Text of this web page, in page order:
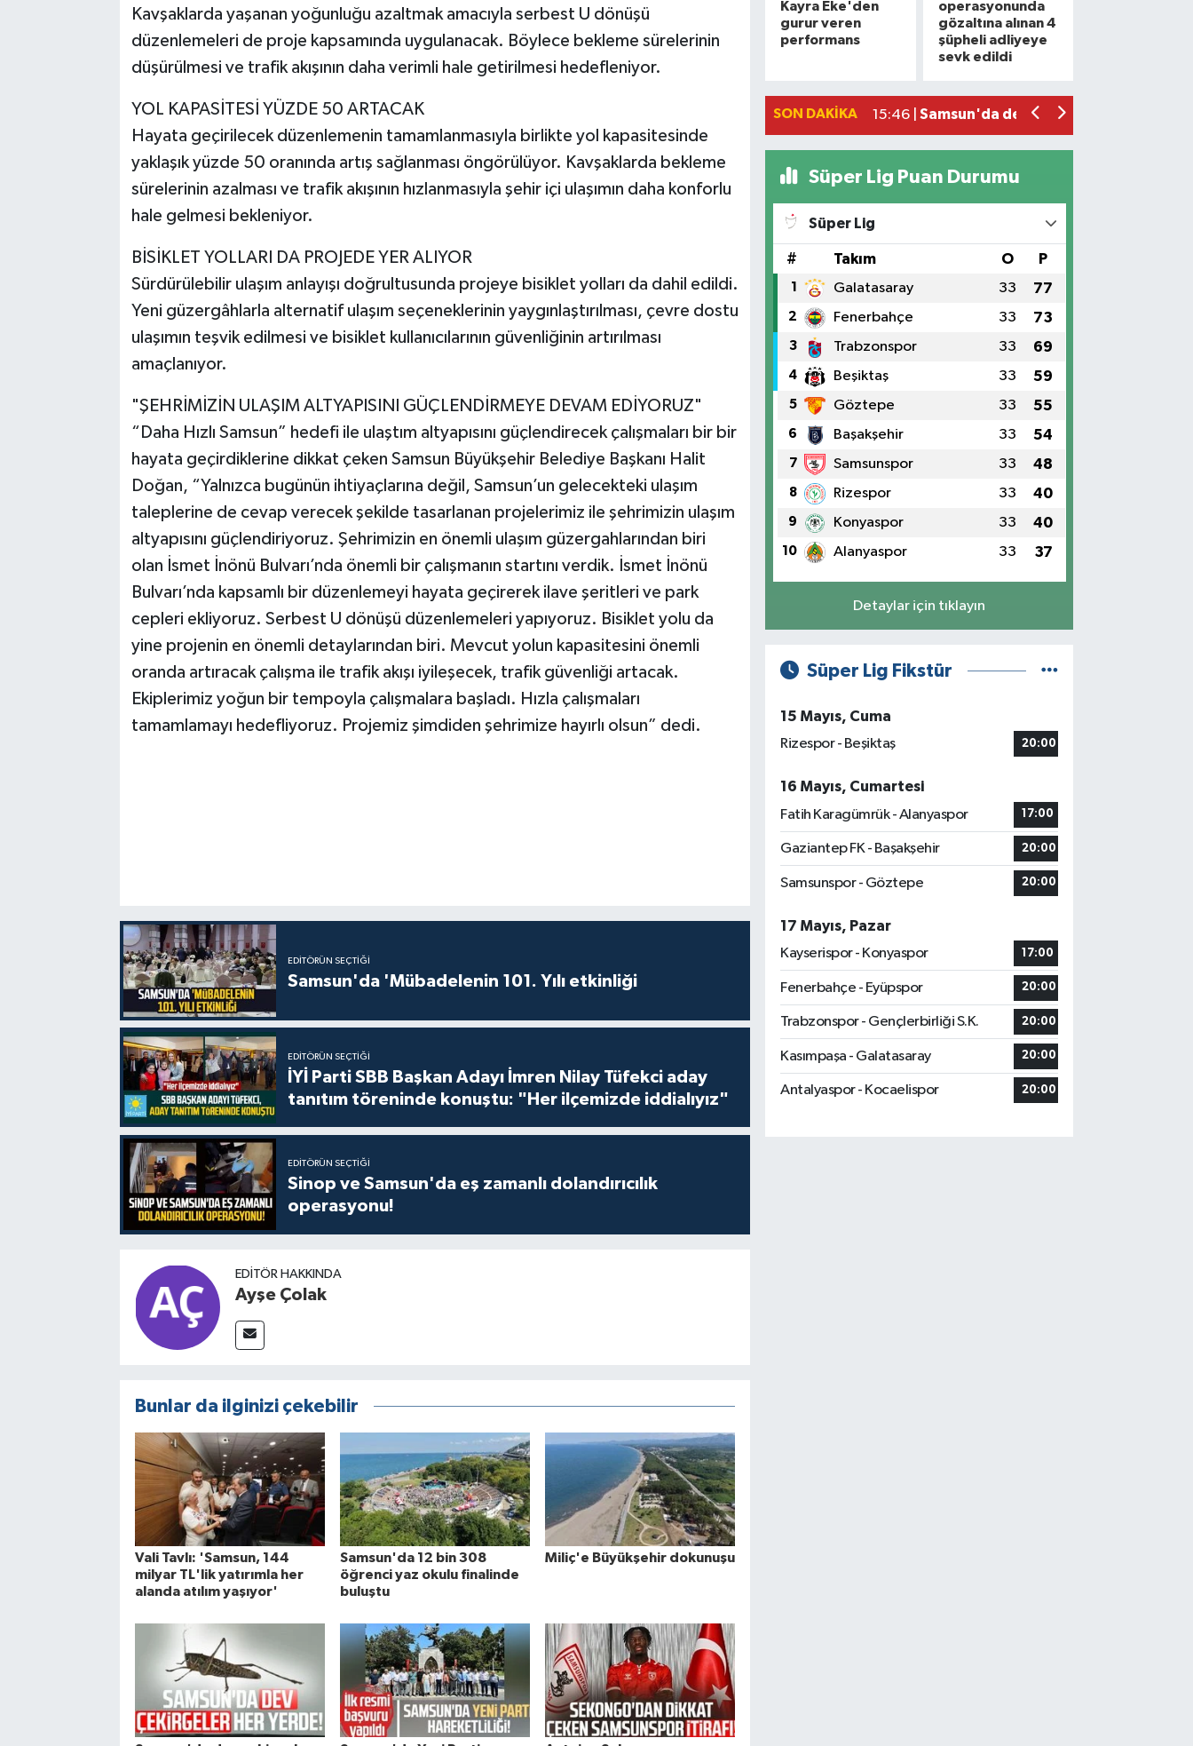
Kavşaklarda yaşanan yoğunluğu azaltmak amacıyla serbest U dönüşü
düzenlemeleri de proje kapsamında uygulanacak. Böylece bekleme sürelerinin
düşürülmesi ve trafik akışının daha verimli hale getirilmesi hedefleniyor.
YOL KAPASİTESİ YÜZDE 50 ARTACAK
Hayata geçirilecek düzenlemenin tamamlanmasıyla birlikte yol kapasitesinde
yaklaşık yüzde 50 oranında artış sağlanması öngörülüyor. Kavşaklarda bekleme
sürelerinin azalması ve trafik akışının hızlanmasıyla şehir içi ulaşımın daha konforlu
hale gelmesi bekleniyor.
BİSİKLET YOLLARI DA PROJEDE YER ALIYOR
Sürdürülebilir ulaşım anlayışı doğrultusunda projeye bisiklet yolları da dahil edildi.
Yeni güzergâhlarla alternatif ulaşım seçeneklerinin yaygınlaştırılması, çevre dostu
ulaşımın teşvik edilmesi ve bisiklet kullanıcılarının güvenliğinin artırılması
amaçlanıyor.
"ŞEHRİMİZİN ULAŞIM ALTYAPISINI GÜÇLENDİRMEYE DEVAM EDİYORUZ"
“Daha Hızlı Samsun” hedefi ile ulaştım altyapısını güçlendirecek çalışmaları bir bir
hayata geçirdiklerine dikkat çeken Samsun Büyükşehir Belediye Başkanı Halit
Doğan, “Yalnızca bugünün ihtiyaçlarına değil, Samsun’un gelecekteki ulaşım
taleplerine de cevap verecek şekilde tasarlanan projelerimiz ile şehrimizin ulaşım
altyapısını güçlendiriyoruz. Şehrimizin en önemli ulaşım güzergahlarından biri
olan İsmet İnönü Bulvarı’nda önemli bir çalışmanın startını verdik. İsmet İnönü
Bulvarı’nda kapsamlı bir düzenlemeyi hayata geçirerek ilave şeritleri ve park
cepleri ekliyoruz. Serbest U dönüşü düzenlemeleri yapıyoruz. Bisiklet yolu da
yine projenin en önemli detaylarından biri. Mevcut yolun kapasitesini önemli
oranda artıracak çalışma ile trafik akışı iyileşecek, trafik güvenliği artacak.
Ekiplerimiz yoğun bir tempoyla çalışmalara başladı. Hızla çalışmaları
tamamlamayı hedefliyoruz. Projemiz şimdiden şehrimize hayırlı olsun” dedi.
EDITÖRÜN SEÇTIĞI
Samsun'da 'Mübadelenin 101. Yılı etkinliği
EDITÖRÜN SEÇTIĞI
İYİ Parti SBB Başkan Adayı İmren Nilay Tüfekci aday
tanıtım töreninde konuştu: "Her ilçemizde iddialıyız"
EDITÖRÜN SEÇTIĞI
Sinop ve Samsun'da eş zamanlı dolandırıcılık
operasyonu!
EDITÖR HAKKINDA
Ayşe Çolak
Bunlar da ilginizi çekebilir
Vali Tavlı: 'Samsun, 144
milyar TL'lik yatırımla her
alanda atılım yaşıyor'
Samsun'da 12 bin 308
öğrenci yaz okulu finalinde
buluştu
Miliç'e Büyükşehir dokunuşu
Kayra Eke'den
gurur veren
performans
operasyonunda
gözaltına alınan 4
şüpheli adliyeye
sevk edildi
SON DAKIKA
Vali Tavlı: 'Samsun, 144 milyar TL'lik
Samsun'da 12 bin 308 öğrenci yaz
Miliç'e Büyükşehir dokunuşu
14:50 |Samsun'da Yeni Parti hareketliliği! İlk
Süper Lig Puan Durumu
Süper Lig
# Takım O P
1 Galatasaray 33 77
2 Fenerbahçe 33 73
3 Trabzonspor 33 69
4 Beşiktaş 33 59
5 Göztepe 33 55
6 Başakşehir 33 54
7 Samsunspor 33 48
8 Rizespor 33 40
9 Konyaspor 33 40
10 Alanyaspor 33 37
Detaylar için tıklayın
Süper Lig Fikstür
15 Mayıs, Cuma
Rizespor - Beşiktaş
20:00
16 Mayıs, Cumartesi
Fatih Karagümrük - Alanyaspor
17:00
Gaziantep FK - Başakşehir 20:00
Samsunspor - Göztepe 20:00
17 Mayıs, Pazar
Kayserispor - Konyaspor
17:00
Fenerbahçe - Eyüpspor 20:00
Trabzonspor - Gençlerbirliği S.K. 20:00
Kasımpaşa - Galatasaray 20:00
Antalyaspor - Kocaelispor 20:00